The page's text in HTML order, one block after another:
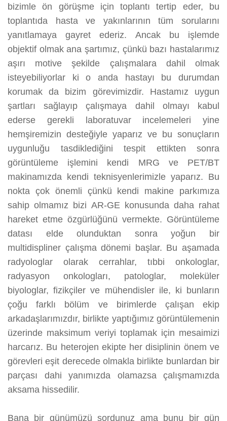
bizimle ön görüşme için toplantı tertip eder, bu
toplantıda hasta ve yakınlarının tüm sorularını
yanıtlamaya gayret ederiz. Ancak bu işlemde
objektif olmak ana şartımız, çünkü bazı hastalarımız
aşırı motive şekilde çalışmalara dahil olmak
isteyebiliyorlar ki o anda hastayı bu durumdan
korumak da bizim görevimizdir. Hastamız uygun
şartları sağlayıp çalışmaya dahil olmayı kabul
ederse gerekli laboratuvar incelemeleri yine
hemşiremizin desteğiyle yaparız ve bu sonuçların
uygunluğu tasdiklediğini tespit ettikten sonra
görüntüleme işlemini kendi MRG ve PET/BT
makinamızda kendi teknisyenlerimizle yaparız. Bu
nokta çok önemli çünkü kendi makine parkımıza
sahip olmamız bizi AR-GE konusunda daha rahat
hareket etme özgürlüğünü vermekte. Görüntüleme
datası elde olunduktan sonra yoğun bir
multidispliner çalışma dönemi başlar. Bu aşamada
radyologlar olarak cerrahlar, tıbbi onkologlar,
radyasyon onkologları, patologlar, moleküler
biyologlar, fizikçiler ve mühendisler ile, ki bunların
çoğu farklı bölüm ve birimlerde çalışan ekip
arkadaşlarımızdır, birlikte yaptığımız görüntülemenin
üzerinde maksimum veriyi toplamak için mesaimizi
harcarız. Bu heterojen ekipte her disiplinin önem ve
görevleri eşit derecede olmakla birlikte bunlardan bir
parçası dahi yanımızda olamazsa çalışmamızda
aksama hissedilir.
Bana bir günümüzü sordunuz ama bunu bir gün